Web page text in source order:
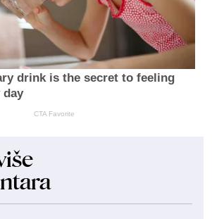
drink is the secret to feeling
day
CTA Favorite